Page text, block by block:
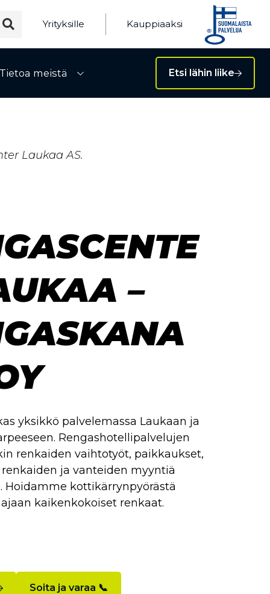
Yrityksille Kauppiaaksi
Tietoa meistä Etsi lähin liike
Laukaa AS.
–
yksikkö palvelemassa Laukaan ja
Rengashotellipalvelujen
renkaiden vaihtotyöt, paikkaukset,
ja vanteiden myyntiä
Hoidamme kottikärrynpyörästä
kaikenkokoiset renkaat.
Soita ja varaa 📞